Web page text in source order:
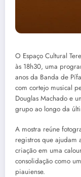
O Espaço Cultural
às 18h30, uma
anos da Banda de
com cortejo musical
Douglas Machado e
grupo ao longo da
A mostra reúne
registros que ajudam
criação em uma
consolidação como
piauiense.